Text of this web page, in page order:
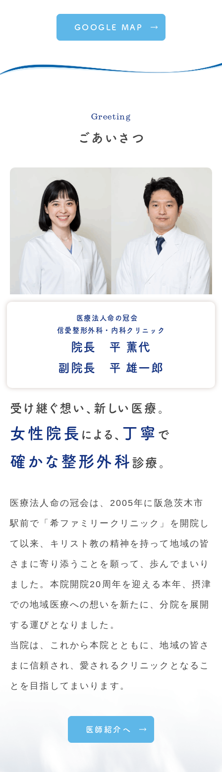
骨密度測定装置を新しく導入し
いたしました。
や大腿骨の骨密度をより正確に評価すること
が可能です。
骨粗鬆症は、骨がもろくなり骨折しやすく
なる病気ですが、初期には自覚症状がほとん
どありません。そのため、早期発見・早期対
策がとても大切です。
検査はベッドに横になって行い、検査時間
は約5〜10分程度で痛みはありません。
今後も、地域の皆さまに安心して検査・診
療を受けていただけるよう、医療環境の充実
に努めてまいります。
骨密度検査をご希望の方は、お気軽にお問い
2026.05.01 お知らせ
担当医表
2025.10.24 お知らせ
強化ニンニク注射 ～疲労に
速攻チャージ～
円（税込み）
GOOGLE MAP
Greeting
ごあいさつ
受け継ぐ想い、新しい医療。
女性院長 による、 丁寧 で
確かな整形外科 診療。
医療法人命の冠会は、2005年に阪急茨木市
駅前で「希ファミリークリニック」を開院し
て以来、キリスト教の精神を持って地域の皆
さまに寄り添うことを願って、歩んでまいり
ました。本院開院20周年を迎える本年、摂津
での地域医療への想いを新たに、分院を展開
する運びとなりました。
当院は、これから本院とともに、地域の皆さ
まに信頼され、愛されるクリニックとなるこ
とを目指してまいります。
医療法人命の冠会
信愛整形外科・内科クリニック
院長 平 薫代
副院長 平 雄一郎
医師紹介へ